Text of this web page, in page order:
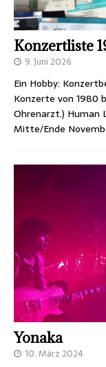
Konzertliste
9. Juni 2026
Ein Hobby:
Konzerte von 1980
Ohrenarzt.) Human
Mitte/Ende
Yonaka
10. März 2024